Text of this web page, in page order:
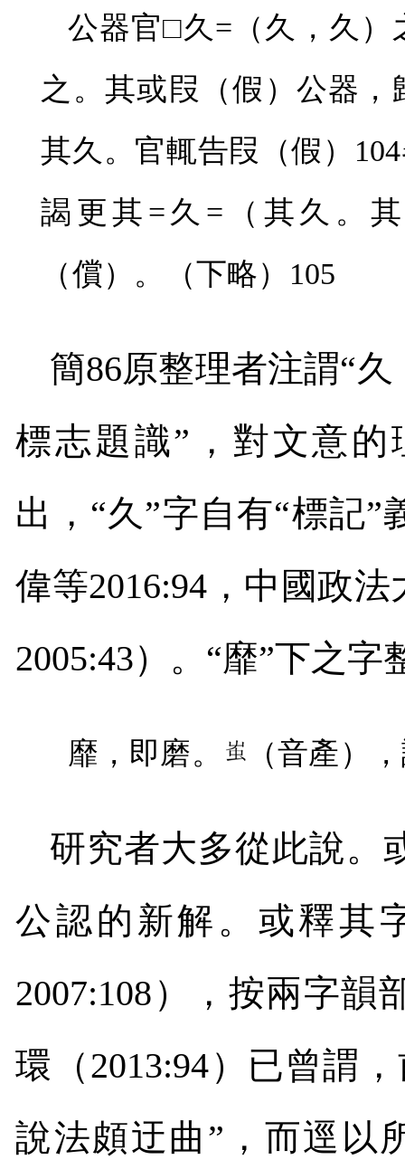
公器官□久 = （久，久
之。其或叚（假）公器
其久。官輒告叚（假） 104
謁更其 = 久 = （其久。
（償）。（下略） 105
簡86原整理者注謂“
標志題識”，對文意
出，“久”字自有“標記
偉等2016:94 ，中國政
2005:43）。“靡”下之字
靡，即磨。 （音產）
研究者大多從此說。
公認的新解。或釋其
2007:108 ），按兩字韻
環（2013:94）已曾謂
說法頗迂曲”，而逕以